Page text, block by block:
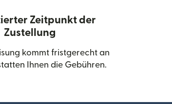
geöffnet)
Zeitpunkt der
Zustellung
kommt fristgerecht an
Ihnen die Gebühren.